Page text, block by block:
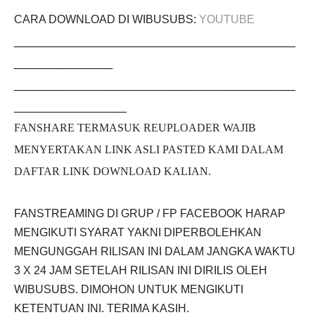
CARA DOWNLOAD DI WIBUSUBS: YOUTUBE
FANSHARE TERMASUK REUPLOADER WAJIB
MENYERTAKAN LINK ASLI PASTED KAMI DALAM
DAFTAR LINK DOWNLOAD KALIAN.
FANSTREAMING DI GRUP / FP FACEBOOK HARAP
MENGIKUTI SYARAT YAKNI DIPERBOLEHKAN
MENGUNGGAH RILISAN INI DALAM JANGKA WAKTU
3 X 24 JAM SETELAH RILISAN INI DIRILIS OLEH
WIBUSUBS. DIMOHON UNTUK MENGIKUTI
KETENTUAN INI. TERIMA KASIH.